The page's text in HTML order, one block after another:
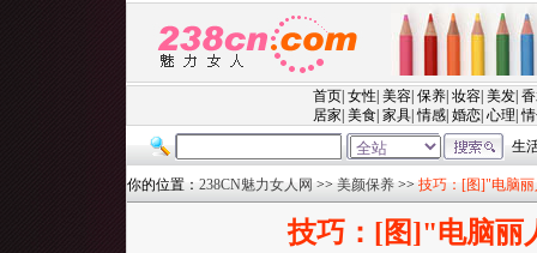
你的位置： 238CN魅力女人网 >> 美颜保养 >> 技巧：[图]"电脑丽
技巧：[图]"电脑丽